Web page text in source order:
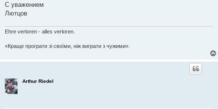
С уважением
Лютцов
Ehre verloren - alles verloren.
«Краще програти зі своїми, ніж виграти з чужими».
Arthur Riedel